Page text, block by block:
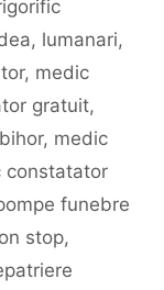
, lumanari,
, medic
gratuit,
, medic
constatator
funebre
stop,